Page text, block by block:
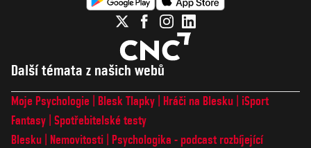
Další témata z našich webů
Moje Psychologie Blesk Tlapky Hráči na Blesku
iSport
Fantasy Spotřebitelské testy
Blesku
Nemovitosti
Psychologika - podcast rozbíjející